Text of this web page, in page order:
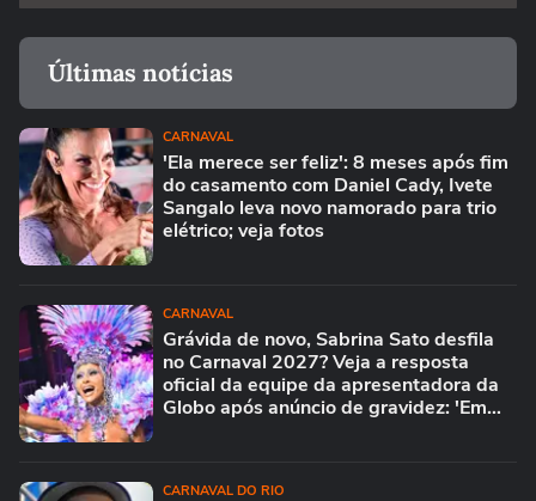
Últimas notícias
CARNAVAL
'Ela merece ser feliz': 8 meses após fim
do casamento com Daniel Cady, Ivete
Sangalo leva novo namorado para trio
elétrico; veja fotos
CARNAVAL
Grávida de novo, Sabrina Sato desfila
no Carnaval 2027? Veja a resposta
oficial da equipe da apresentadora da
Globo após anúncio de gravidez: 'Em
CARNAVAL DO RIO